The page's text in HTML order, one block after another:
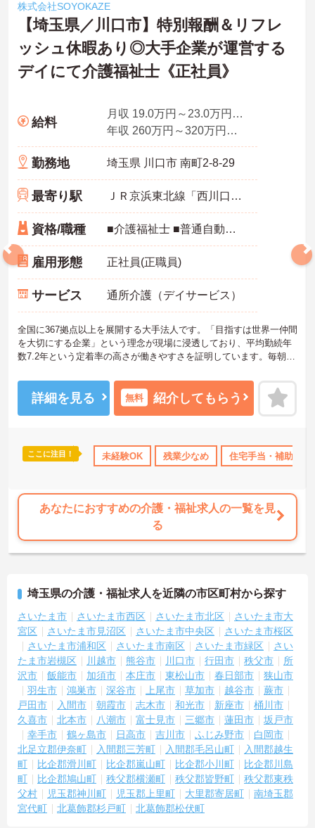
ポート 研修制度あり 産休･育休･介護休暇取得実績あり ボー
株式会社SOYOKAZE
【埼玉県／川口市】特別報酬＆リフレ
ッシュ休暇あり◎大手企業が運営する
デイにて介護福祉士《正社員》
給料
月収 19.0万円～23.0万円程度 諸手当込
年収 260万円～320万円程度（諸手当込み）／介護福祉士
勤務地 埼玉県 川口市 南町2-8-29
最寄り駅 ＪＲ京浜東北線「西川口駅」徒歩17分
資格/職種 ■介護福祉士 ■普通自動車免許
雇用形態 正社員(正職員)
サービス 通所介護（デイサービス）
全国に367拠点以上を展開する大手法人です。「目指すは世界一仲間
を大切にする企業」という理念が現場に浸透しており、平均勤続年
数7.2年という定着率の高さが働きやすさを証明しています。毎朝の
り、人間関係の不安なく安心して業務に取り組める環境です。ま
た、日々の頑張りやチームへの貢献は、賞与とは別の「特別報酬」
としてしっかりと評価・還元される独自の制度も大きな魅力となっ
アマネジャーやセンター長といった多彩なキャリアパスへの挑戦も
手厚くサポートされています。年間17日のリフレッシュ休暇や残業
す。
【「目指すは世界一仲間を大切にする企業」を体現する定着率の高
さと安心のチームワーク】
・理念が現場の隅々にまで浸透しているからこそ平均勤続年数は7.2
年と長く、腰を据えて働ける環境です。
【介護福祉士の経験を活かし、さらなる高みを目指せる多彩なキャ
リアパス】
・現場のプロフェッショナルにとどまらず、ケアマネジャーやセン
ター長といったマネジメント職への道が開かれています。
・勤務時間内での資格取得支援制度やOJTが整備されており、働き
ながらのスキルアップを手厚くサポートします。
【日々の貢献をダイレクトに評価する「特別報酬」やワークライフ
バランスの充実】
・施設運営への尽力やチームワークは、賞与とは別の「特別報酬」
として目に見える形で還元されます。
・残業少なめの環境に加え、年間17日ものリフレッシュ休暇が用意
されておりプライベートの時間を大切にできます。
詳細を見る 無料 紹介してもらう
ここに注目！ 未経験OK 残業少なめ 住宅手当・補助
あなたにおすすめの介護・福祉求人の一覧を見
る
埼玉県の介護・福祉求人を近隣の市区町村から探す
さいたま市 さいたま市西区 さいたま市北区
さいたま市大
宮区
さいたま市見沼区 さいたま市中央区
さいたま市桜区
さいたま市浦和区
さいたま市南区 さいたま市緑区
さい
たま市岩槻区
川越市 熊谷市 川口市 行田市 秩父市
所
沢市
飯能市 加須市 本庄市 東松山市 春日部市
狭山市
羽生市
鴻巣市 深谷市 上尾市 草加市 越谷市
蕨市
戸田市
入間市 朝霞市 志木市 和光市 新座市
桶川市
久喜市
北本市 八潮市 富士見市 三郷市 蓮田市
坂戸市
幸手市
鶴ヶ島市 日高市 吉川市 ふじみ野市
白岡市
北足立郡伊奈町
入間郡三芳町 入間郡毛呂山町
入間郡越生
町
比企郡滑川町 比企郡嵐山町 比企郡小川町
比企郡川島
町
比企郡鳩山町 秩父郡横瀬町 秩父郡皆野町
秩父郡東秩
父村
児玉郡神川町 児玉郡上里町 大里郡寄居町
南埼玉郡
宮代町
北葛飾郡杉戸町 北葛飾郡松伏町